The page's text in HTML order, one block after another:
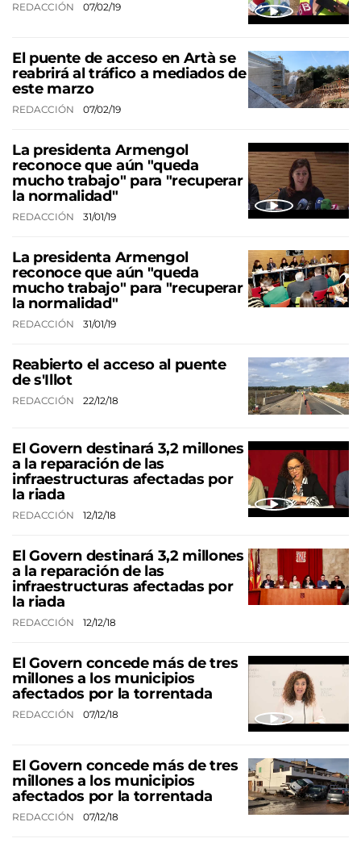
REDACCIÓN 07/02/19
El puente de acceso en Artà se
reabrirá al tráfico a mediados de
este marzo
REDACCIÓN 07/02/19
La presidenta Armengol
reconoce que aún "queda
mucho trabajo" para "recuperar
la normalidad"
REDACCIÓN 31/01/19
La presidenta Armengol
reconoce que aún "queda
mucho trabajo" para "recuperar
la normalidad"
REDACCIÓN 31/01/19
Reabierto el acceso al puente
de s'Illot
REDACCIÓN 22/12/18
El Govern destinará 3,2 millones
a la reparación de las
infraestructuras afectadas por
la riada
REDACCIÓN 12/12/18
El Govern destinará 3,2 millones
a la reparación de las
infraestructuras afectadas por
la riada
REDACCIÓN 12/12/18
El Govern concede más de tres
millones a los municipios
afectados por la torrentada
REDACCIÓN 07/12/18
El Govern concede más de tres
millones a los municipios
afectados por la torrentada
REDACCIÓN 07/12/18